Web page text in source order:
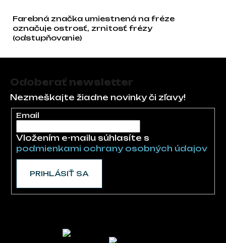
Farebná značka umiestnená na fréze
označuje ostrosť, zrnitosť frézy
(odstupňovanie)
Odoberať newsletter
Nezmeškajte žiadne novinky či zľavy!
Email
Vložením e-mailu súhlasíte s
podmienkami ochrany osobných údajov
PRIHLÁSIŤ SA